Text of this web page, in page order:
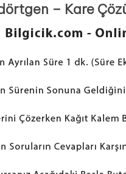
– Kare